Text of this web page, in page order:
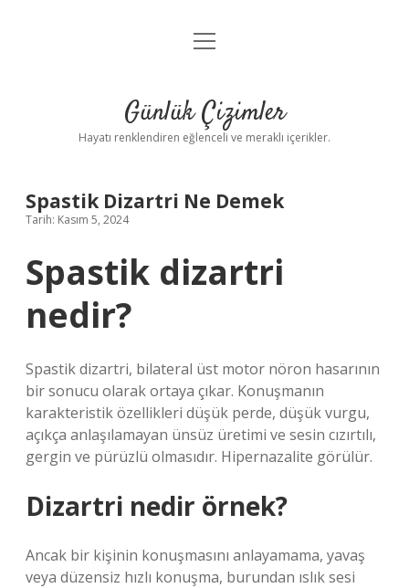
Anasayfa
Yasal Uyarı
menüyü
Günlük Çizimler
Hayatı renklendiren eğlenceli ve meraklı içerikler.
Spastik Dizartri Ne Demek
Tarih: Kasım 5, 2024
Spastik dizartri
nedir?
Spastik dizartri, bilateral üst motor nöron hasarının
bir sonucu olarak ortaya çıkar. Konuşmanın
karakteristik özellikleri düşük perde, düşük vurgu,
açıkça anlaşılamayan ünsüz üretimi ve sesin cızırtılı,
gergin ve pürüzlü olmasıdır. Hipernazalite görülür.
Dizartri nedir örnek?
Ancak bir kişinin konuşmasını anlayamama, yavaş
veya düzensiz hızlı konuşma, burundan ıslık sesi